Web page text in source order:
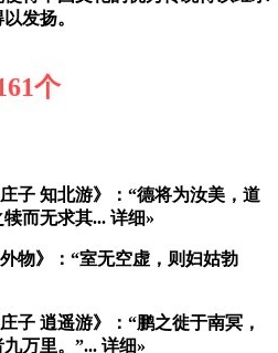
发扬。
个
子 知北游》：“德将为汝美，道
而无求其... 详细»
物》：“室无空虚，则妇姑勃
子 逍遥游》：“鹏之徙于南冥，
万里。”... 详细»